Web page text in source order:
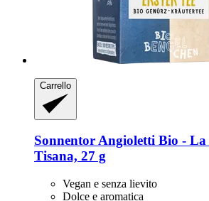
Carrello
SonnentorAngioletti Bio -​
Tisana, 27 g
Vegan e senza lievito
Dolce e aromatica